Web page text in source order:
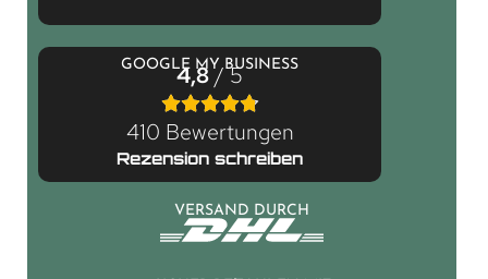
GOOGLE MY BUSINESS
4,8/ 5
410 Bewertungen
Rezension schreiben
VERSAND DURCH